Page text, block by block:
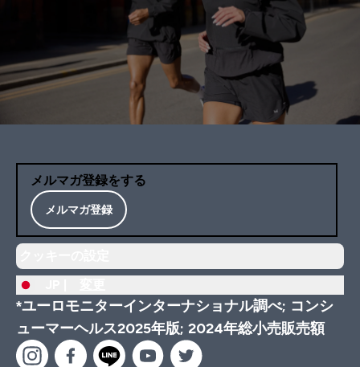
メルマガ登録をする
メルマガ登録
*ユーロモニターインターナショナル調べ; コンシ
ューマーヘルス2025年版; 2024年総小売販売額